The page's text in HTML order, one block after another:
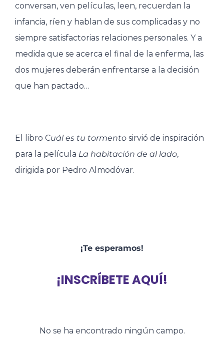
conversan, ven películas, leen, recuerdan la
infancia, ríen y hablan de sus complicadas y no
siempre satisfactorias relaciones personales. Y a
medida que se acerca el final de la enferma, las
dos mujeres deberán enfrentarse a la decisión
que han pactado…
El libro Cuál es tu tormento sirvió de inspiración
para la película La habitación de al lado,
dirigida por Pedro Almodóvar.
¡Te esperamos!
¡INSCRÍBETE AQUÍ!
No se ha encontrado ningún campo.